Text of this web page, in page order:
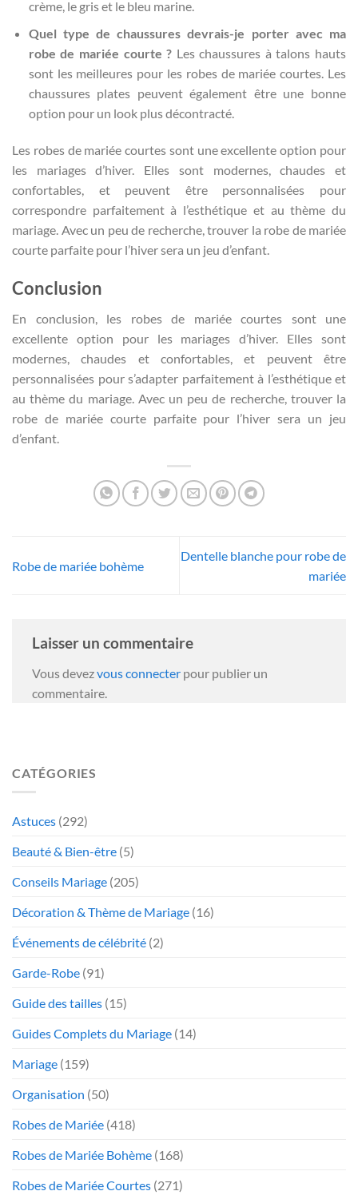
crème, le gris et le bleu marine.
Quel type de chaussures devrais-je porter avec ma
robe de mariée courte ? Les chaussures à talons hauts
sont les meilleures pour les robes de mariée courtes. Les
chaussures plates peuvent également être une bonne
option pour un look plus décontracté.
Les robes de mariée courtes sont une excellente option pour
les mariages d’hiver. Elles sont modernes, chaudes et
confortables, et peuvent être personnalisées pour
correspondre parfaitement à l’esthétique et au thème du
mariage. Avec un peu de recherche, trouver la robe de mariée
courte parfaite pour l’hiver sera un jeu d’enfant.
Conclusion
En conclusion, les robes de mariée courtes sont une
excellente option pour les mariages d’hiver. Elles sont
modernes, chaudes et confortables, et peuvent être
personnalisées pour s’adapter parfaitement à l’esthétique et
au thème du mariage. Avec un peu de recherche, trouver la
robe de mariée courte parfaite pour l’hiver sera un jeu
d’enfant.
Robe de mariée bohème
Dentelle blanche pour robe de
mariée
Laisser un commentaire
Vous devezvous connecter pour publier un
commentaire.
CATÉGORIES
Astuces (292)
Beauté & Bien-être (5)
Conseils Mariage (205)
Décoration & Thème de Mariage (16)
Événements de célébrité (2)
Garde-Robe (91)
Guide des tailles (15)
Guides Complets du Mariage (14)
Mariage (159)
Organisation (50)
Robes de Mariée (418)
Robes de Mariée Bohème (168)
Robes de Mariée Courtes (271)